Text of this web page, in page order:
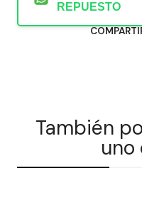
REPUESTO
También
uno